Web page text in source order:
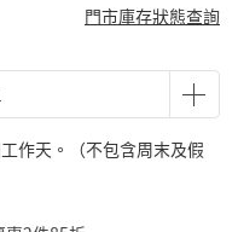
門市庫存狀態查詢
作天。（不包含周末及假